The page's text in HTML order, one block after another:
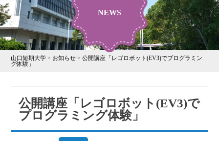
NEWS
山口短期大学 > お知らせ >公開講座「レゴロボット(EV3)でプログラミン
グ体験」
公開講座「レゴロボット(EV3)で
プログラミング体験」